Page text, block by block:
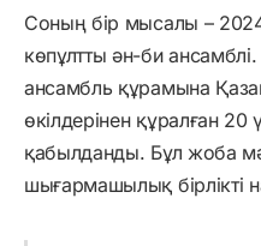
Соның бір мысалы –
көпұлтты ән-би ансамблі.
ансамбль құрамына
өкілдерінен құралған
қабылданды. Бұл жоба
шығармашылық бірлікті